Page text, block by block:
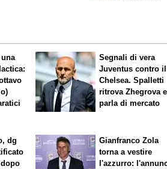
:
Segnali di vera
Juventus contro il
Chelsea. Spalletti
ritrova Zhegrova e
parla di mercato
dg
Gianfranco Zola
torna a vestire
l'azzurro: